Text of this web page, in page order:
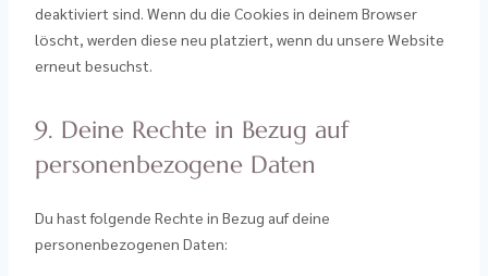
deaktiviert sind. Wenn du die Cookies in deinem Browser
löscht, werden diese neu platziert, wenn du unsere Website
erneut besuchst.
9. Deine Rechte in Bezug auf
personenbezogene Daten
Du hast folgende Rechte in Bezug auf deine
personenbezogenen Daten: